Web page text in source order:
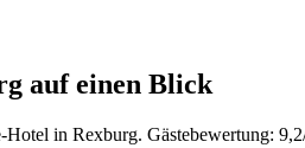
auf einen Blick
in Rexburg. Gästebewertung: